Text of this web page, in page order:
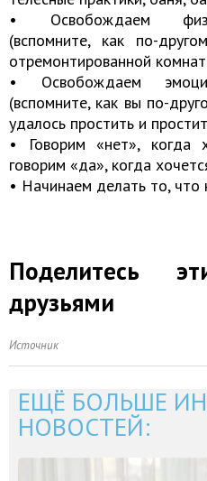
• Освобождаем
(вспомните, как по-
отремонтированной
• Освобождаем
(вспомните, как вы по-
удалось простить и
• Говорим «нет», когда
говорим «да», когда
• Начинаем делать то, что
Поделитесь
друзьями
Источник
ЕЩЁ БОЛЬШЕ
НОВОСТЕЙ: